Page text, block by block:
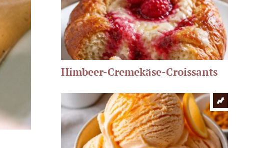
Himbeer-Cremekäse-Croissants